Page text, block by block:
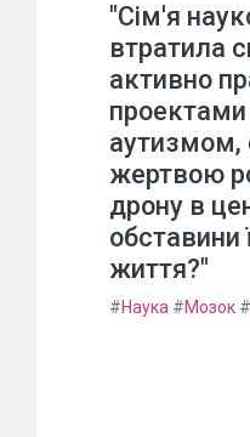
"Сім'я
втратила
активно
проектами
аутизмом,
жертвою
дрону в
обставини
життя?"
#Наука #Мозок #